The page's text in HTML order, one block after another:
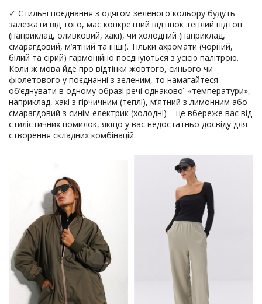
✓ Стильні поєднання з одягом зеленого кольору будуть
залежати від того, має конкретний відтінок теплий підтон
(наприклад, оливковий, хакі), чи холодний (наприклад,
смарагдовий, м’ятний та інші). Тільки ахромати (чорний,
білий та сірий) гармонійно поєднуються з усією палітрою.
Коли ж мова йде про відтінки жовтого, синього чи
фіолетового у поєднанні з зеленим, то намагайтеся
об’єднувати в одному образі речі однакової «температури»,
наприклад, хакі з гірчичним (теплі), м’ятний з лимонним або
смарагдовий з синім електрик (холодні) – це вбереже вас від
стилістичних помилок, якщо у вас недостатньо досвіду для
створення складних комбінацій.